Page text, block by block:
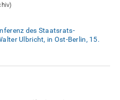
des Staatsrats-
Ulbricht, in Ost-Berlin, 15.